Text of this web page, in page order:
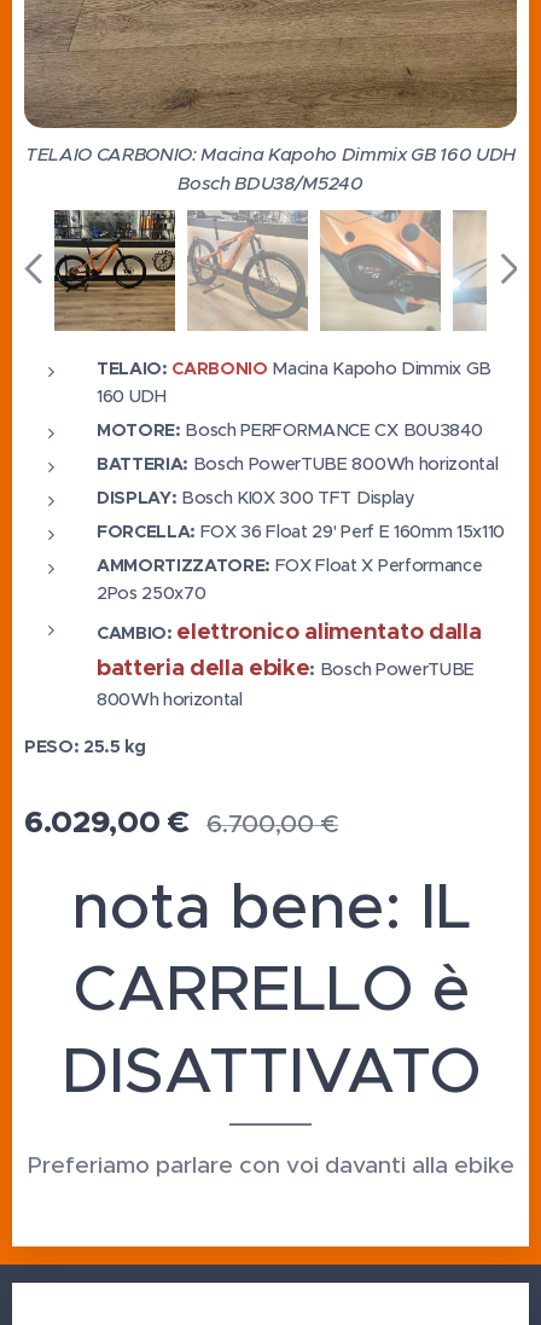
TELAIO CARBONIO: Macina Kapoho Dimmix GB 160 UDH
Bosch BDU38/M5240
TELAIO: CARBONIO Macina Kapoho Dimmix GB
160 UDH
MOTORE: Bosch PERFORMANCE CX B0U3840
BATTERIA: Bosch PowerTUBE 800Wh horizontal
DISPLAY: Bosch KI0X 300 TFT Display
FORCELLA: FOX 36 Float 29' Perf E 160mm 15x110
AMMORTIZZATORE: FOX Float X Performance
2Pos 250x70
CAMBIO: elettronico alimentato dalla
batteria della ebike: Bosch PowerTUBE
800Wh horizontal
PESO: 25.5 kg
6.029,00 € 6.700,00€
nota bene: IL
CARRELLO è
DISATTIVATO
Preferiamo parlare con voi davanti alla ebike